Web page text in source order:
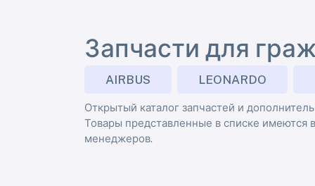
Запчасти для
AIRBUS LEONARDO
Открытый каталог запчастей и
Товары представленные в списке имеются
менеджеров.